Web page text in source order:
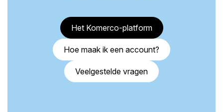
Het Komerco-platform
Hoe maak ik een account?
Veelgestelde vragen